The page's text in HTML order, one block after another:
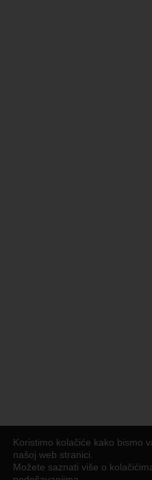
Koristimo kolačiće kako bismo
našoj web stranici.
Možete saznati više o